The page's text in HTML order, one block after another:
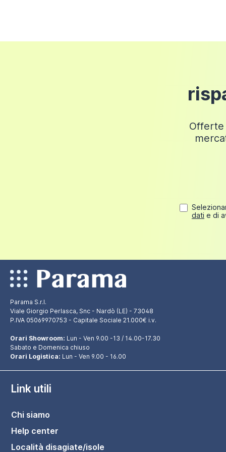
24 euro
Offerte
dati e di
Parama S.r.l.
Viale Giorgio Perlasca, Snc - Nardò (LE) - 73048
P.IVA 05069970753 - Capitale Sociale 21.000€ i.v.
Orari Showroom: Lun - Ven 9.00 -13 / 14.00-17.30
Sabato e Domenica chiuso
Orari Logistica: Lun - Ven 9.00 - 16.00
Link utili
Chi siamo
Help center
Località disagiate/isole